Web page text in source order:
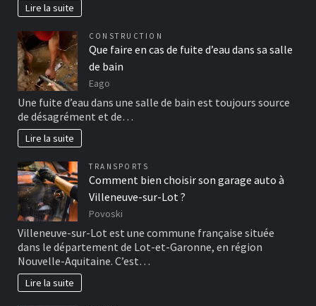
Lire la suite
CONSTRUCTION
Que faire en cas de fuite d’eau dans sa salle
de bain
Eago
Une fuite d’eau dans une salle de bain est toujours source
de désagrément et de…
Lire la suite
TRANSPORTS
Comment bien choisir son garage auto à
Villeneuve-sur-Lot ?
Povoski
Villeneuve-sur-Lot est une commune française située
dans le département de Lot-et-Garonne, en région
Nouvelle-Aquitaine. C’est…
Lire la suite